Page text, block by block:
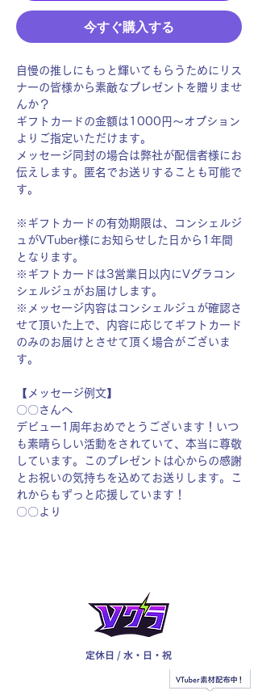
今すぐ購入する
自慢の推しにもっと輝いてもらうためにリス
ナーの皆様から素敵なプレゼントを贈りませ
んか？
ギフトカードの金額は1000円〜オプション
よりご指定いただけます。
メッセージ同封の場合は弊社が配信者様にお
伝えします。匿名でお送りすることも可能で
す。
※ギフトカードの有効期限は、コンシェルジ
ュがVTuber様にお知らせした日から1年間
となります。
※ギフトカードは3営業日以内にVグラコン
シェルジュがお届けします。
※メッセージ内容はコンシェルジュが確認さ
せて頂いた上で、内容に応じてギフトカード
のみのお届けとさせて頂く場合がございま
す。
【メッセージ例文】
〇〇さんへ
デビュー1周年おめでとうございます！いつ
も素晴らしい活動をされていて、本当に尊敬
しています。このプレゼントは心からの感謝
とお祝いの気持ちを込めてお送りします。こ
れからもずっと応援しています！
〇〇より
定休日 / 水・日・祝